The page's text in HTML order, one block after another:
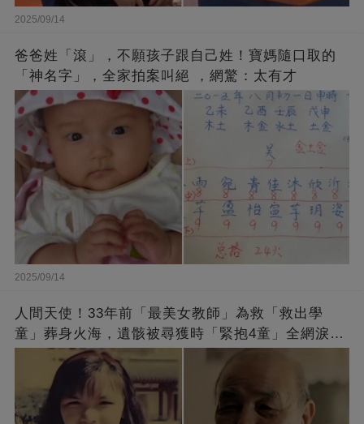
2025/09/14
爸爸姓「滾」，不願孩子跟自己姓！寶媽隨口取的
「神名字」，全家拍案叫絕 ，網驚：太有才
2025/09/14
人間天使！33年前「最美女教師」為救「救出學
童」葬身火海，遺骸被尋獲時「緊抱4童」全網淚
崩：真正的英雄不該被遺忘